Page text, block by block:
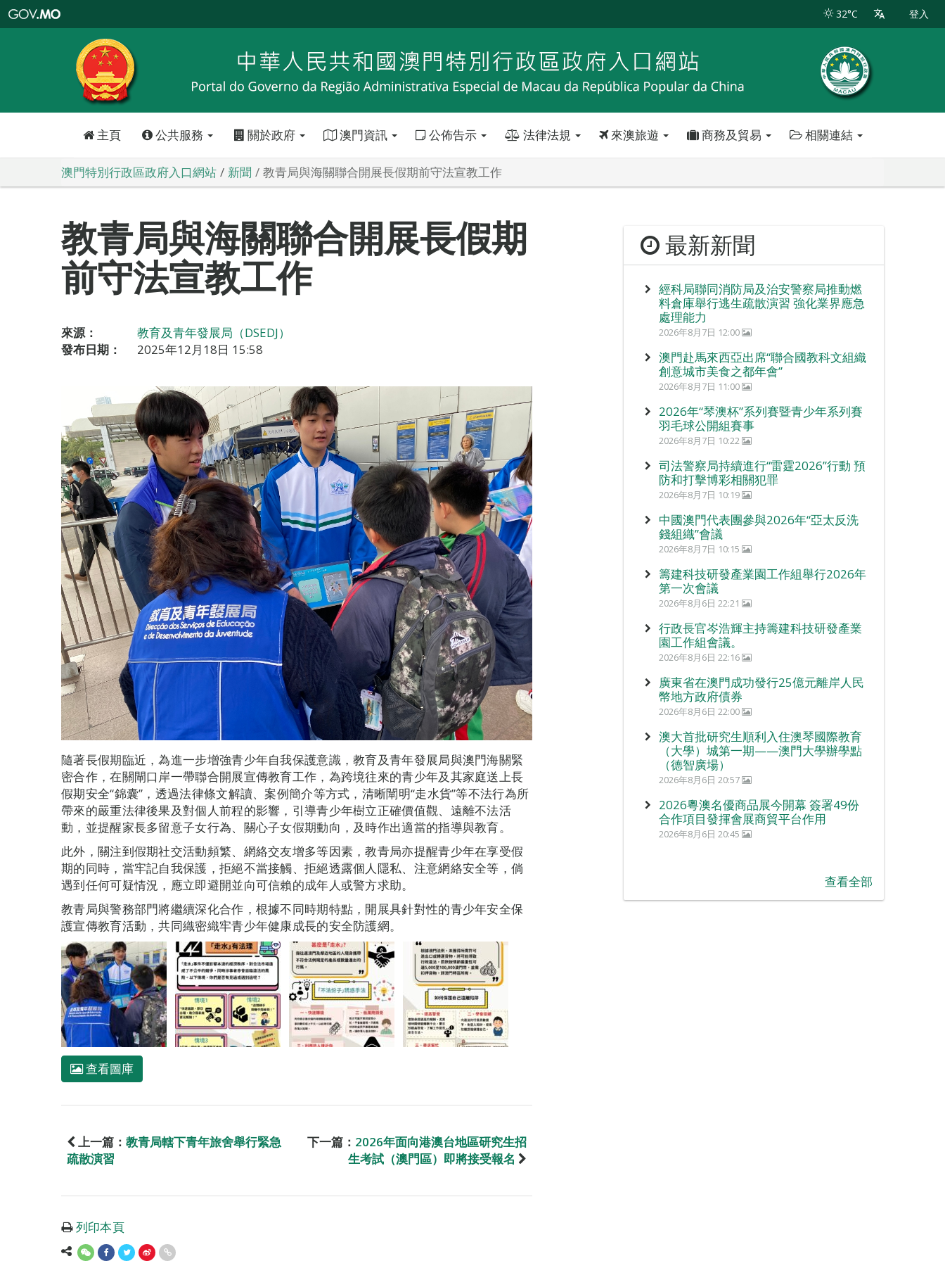
特
政
區
政
口
32°C 登入
主頁 公共服務 關於政府 澳門資訊 公佈告示 法律法規 來澳旅遊 商務及貿易 相關連結
澳門特別行政區政府入口網站 新聞 教青局與海關聯合開展長假期前守法宣教工作
教青局與海關聯合開展長假期
前守法宣教工作
來源：
教育及青年發展局（DSEDJ）
發布日期：
2025年12月18日 15:58
隨著長假期臨近，為進一步增強青少年自我保護意識，教育及青年發展局與澳門海關緊
密合作，在關閘口岸一帶聯合開展宣傳教育工作，為跨境往來的青少年及其家庭送上長
假期安全“錦囊”，透過法律條文解讀、案例簡介等方式，清晰闡明“走水貨”等不法行為所
帶來的嚴重法律後果及對個人前程的影響，引導青少年樹立正確價值觀、遠離不法活
動，並提醒家長多留意子女行為、關心子女假期動向，及時作出適當的指導與教育。
此外，關注到假期社交活動頻繁、網絡交友增多等因素，教青局亦提醒青少年在享受假
期的同時，當牢記自我保護，拒絕不當接觸、拒絕透露個人隱私、注意網絡安全等，倘
遇到任何可疑情況，應立即避開並向可信賴的成年人或警方求助。
教青局與警務部門將繼續深化合作，根據不同時期特點，開展具針對性的青少年安全保
護宣傳教育活動，共同織密織牢青少年健康成長的安全防護網。
查看圖庫
上一篇： 教青局轄下青年旅舍舉行緊急
疏散演習
下一篇： 2026年面向港澳台地區研究生招
生考試（澳門區）即將接受報名
列印本頁
最新新聞
經科局聯同消防局及治安警察局推動燃
料倉庫舉行逃生疏散演習 強化業界應急
處理能力
2026年8月7日 12:00
澳門赴馬來西亞出席“聯合國教科文組織
創意城市美食之都年會”
2026年8月7日 11:00
2026年“琴澳杯”系列賽暨青少年系列賽
羽毛球公開組賽事
2026年8月7日 10:22
司法警察局持續進行“雷霆2026”行動 預
防和打擊博彩相關犯罪
2026年8月7日 10:19
中國澳門代表團參與2026年“亞太反洗
錢組織”會議
2026年8月7日 10:15
籌建科技研發產業園工作組舉行2026年
第一次會議
2026年8月6日 22:21
行政長官岑浩輝主持籌建科技研發產業
園工作組會議。
2026年8月6日 22:16
廣東省在澳門成功發行25億元離岸人民
幣地方政府債券
2026年8月6日 22:00
澳大首批研究生順利入住澳琴國際教育
（大學）城第一期——澳門大學辦學點
（德智廣場）
2026年8月6日 20:57
2026粵澳名優商品展今開幕 簽署49份
合作項目發揮會展商貿平台作用
2026年8月6日 20:45
查看全部